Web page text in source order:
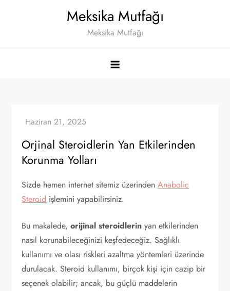
Meksika Mutfağı
Meksika Mutfağı
Orjinal Steroidlerin Yan Etkilerinden
Korunma Yolları
Sizde hemen internet sitemiz üzerindenAnabolic
Steroid işlemini yapabilirsiniz.
Bu makalede,orijinal steroidlerin yan etkilerinden
nasıl korunabileceğinizi keşfedeceğiz. Sağlıklı
kullanımı ve olası riskleri azaltma yöntemleri üzerinde
durulacak. Steroid kullanımı, birçok kişi için cazip bir
seçenek olabilir; ancak, bu güçlü maddelerin